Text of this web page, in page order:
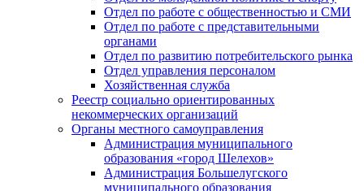
Отдел по работе с общественностью и СМИ
Отдел по работе с представительными
органами
Отдел по развитию потребительского рынка
Отдел управления персоналом
Хозяйственная служба
Реестр социально ориентированных
некоммерческих организаций
Органы местного самоуправления
Администрация муниципального
образования «город Шелехов»
Администрация Большелугского
муниципального образования